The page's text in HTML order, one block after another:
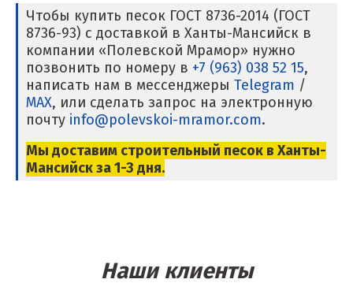
Лыткарино
Люберцы
М
Магнитогорск
Махачкала
Мегион
Чтобы купить песок ГОСТ 8736-2014 (ГОСТ
8736-93) с доставкой в Ханты-Мансийск в
компании «Полевской Мрамор» нужно
позвонить по номеру в +7 (963) 038 52 15,
написать нам в мессенджеры Telegram /
MAX, или сделать запрос на электронную
почту info@polevskoi-mramor.com.
Мы доставим строительный песок в Ханты-
Мансийск за 1-3 дня.
Наши клиенты